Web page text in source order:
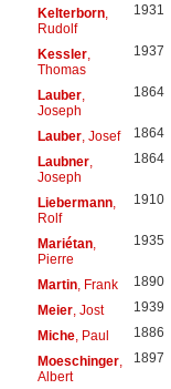
Kelterborn,
Rudolf
1931
Kessler,
Thomas
1937
Lauber,
Joseph
1864
Lauber, Josef 1864
Laubner,
Joseph
1864
Liebermann,
Rolf
1910
Mariétan,
Pierre
1935
Martin, Frank 1890
Meier, Jost 1939
Miche, Paul 1886
Moeschinger,
Albert
1897